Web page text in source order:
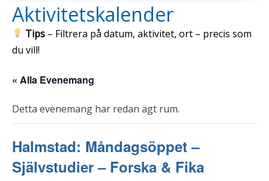
Aktivitetskalender
Tips – Filtrera på datum, aktivitet, ort – precis som
du vill!
« Alla Evenemang
Detta evenemang har redan ägt rum.
Halmstad: Måndagsöppet –
Självstudier – Forska & Fika